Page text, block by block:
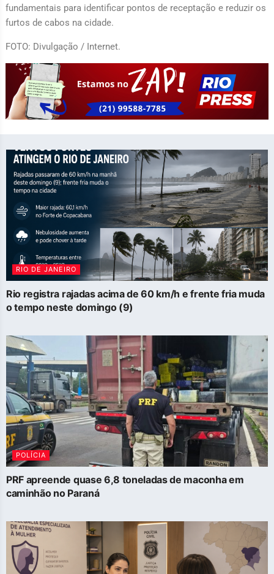
fundamentais para identificar pontos de receptação e reduzir os
furtos de cabos na cidade.
FOTO: Divulgação / Internet.
RIO DE JANEIRO
Rio registra rajadas acima de 60 km/h e frente fria muda
o tempo neste domingo (9)
POLÍCIA
PRF apreende quase 6,8 toneladas de maconha em
caminhão no Paraná